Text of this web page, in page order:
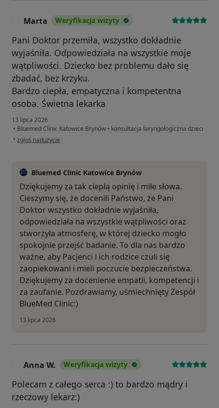
Marta Weryfikacja wizyty
Pani Doktor przemiła, wszystko dokładnie
wyjaśniła. Odpowiedziała na wszystkie moje
wątpliwości. Dziecko bez problemu dało się
zbadać, bez krzyku.
Bardzo ciepła, empatyczna i kompetentna
osoba. Świetna lekarka
13 lipca 2026
• Bluemed Clinic Katowice Brynów • konsultacja laryngologiczna dzieci
• w opinii użytkownika Marta
zgłoś nadużycie
Bluemed Clinic Katowice Brynów
Dziękujemy za tak ciepłą opinię i miłe słowa.
Cieszymy się, że docenili Państwo, że Pani
Doktor wszystko dokładnie wyjaśniła,
odpowiedziała na wszystkie wątpliwości oraz
stworzyła atmosferę, w której dziecko mogło
spokojnie przejść badanie. To dla nas bardzo
ważne, aby Pacjenci i ich rodzice czuli się
zaopiekowani i mieli poczucie bezpieczeństwa.
Dziękujemy za docenienie empatii, kompetencji i
za zaufanie. Pozdrawiamy, uśmiechnięty Zespół
BlueMed Clinic:)
13 lipca 2026
Anna W. Weryfikacja wizyty
Polecam z całego serca :) to bardzo mądry i
rzeczowy lekarz:)